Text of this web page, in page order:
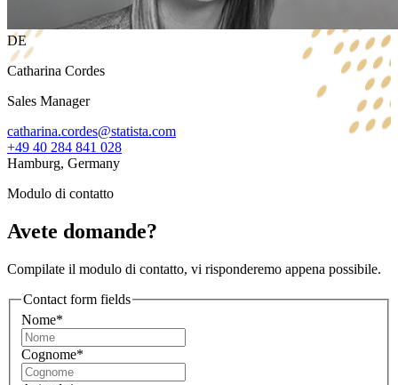
DE
Catharina Cordes
Sales Manager
catharina.cordes@statista.com
+49 40 284 841 028
Hamburg, Germany
Modulo di contatto
Avete domande?
Compilate il modulo di contatto, vi risponderemo appena possibile.
Contact form fields
Nome*
Cognome*